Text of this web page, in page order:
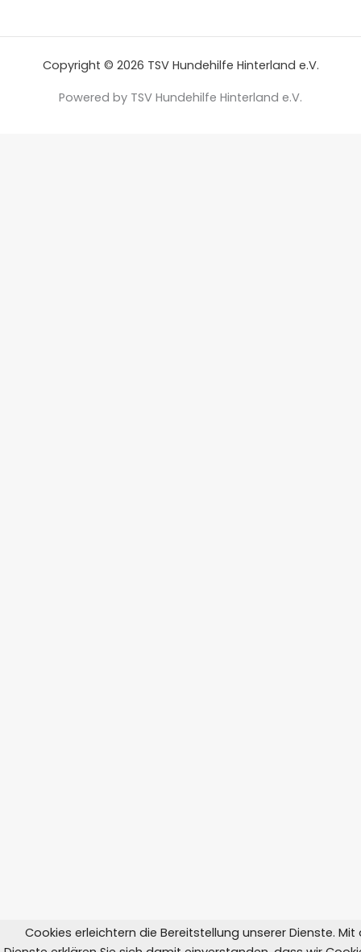
Copyright © 2026 TSV Hundehilfe Hinterland e.V.
Powered by TSV Hundehilfe Hinterland e.V.
Cookies erleichtern die Bereitstellung unserer Dienste. Mit